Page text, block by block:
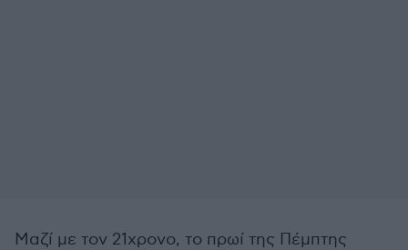
Μαζί με τον 21χρονο, το πρωί της Πέμπτης